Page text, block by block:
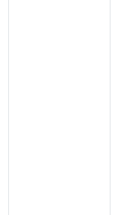
Incidentie, risico’s en
Optimale
duodenum poliepen
Chemoprofylaxe bij
Adenomateuze
Serrated polyposis